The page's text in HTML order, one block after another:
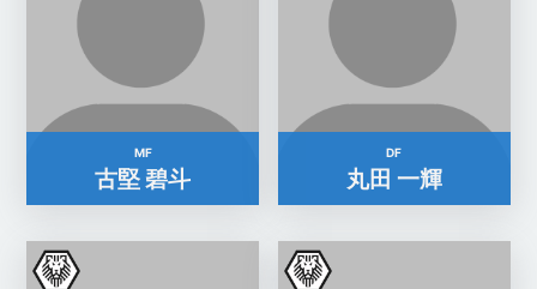
MF
古堅 碧斗
DF
丸田 一輝